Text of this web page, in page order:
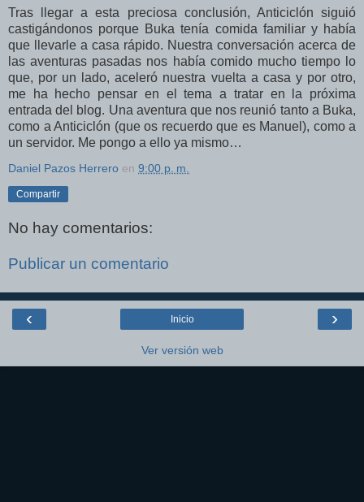
Tras llegar a esta preciosa conclusión, Anticiclón siguió
castigándonos porque Buka tenía comida familiar y había
que llevarle a casa rápido. Nuestra conversación acerca de
las aventuras pasadas nos había comido mucho tiempo lo
que, por un lado, aceleró nuestra vuelta a casa y por otro,
me ha hecho pensar en el tema a tratar en la próxima
entrada del blog. Una aventura que nos reunió tanto a Buka,
como a Anticiclón (que os recuerdo que es Manuel), como a
un servidor. Me pongo a ello ya mismo…
Daniel Pazos Herrero en 9:00 p. m.
Compartir
No hay comentarios:
Publicar un comentario
‹ ›
Inicio
Ver versión web